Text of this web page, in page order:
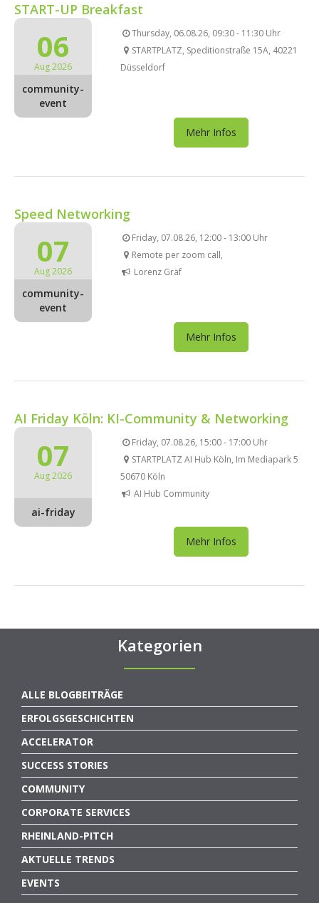
START-UP Breakfast
06
Aug 2026
community-
event
Thursday, 06.08.26, 09:30 - 11:30 Uhr
STARTPLATZ, Speditionstraße 15A, 40221
Düsseldorf
Mehr Infos
Speed Networking
07
Aug 2026
community-
event
Friday, 07.08.26, 12:00 - 13:00 Uhr
Remote per zoom call,
Lorenz Gräf
Mehr Infos
AI Friday Köln: KI-Community & Networking
07
Aug 2026
ai-friday
Friday, 07.08.26, 15:00 - 17:00 Uhr
STARTPLATZ AI Hub Köln, Im Mediapark 5
50670 Köln
AI Hub Community
Mehr Infos
Kategorien
ALLE BLOGBEITRÄGE
ERFOLGSGESCHICHTEN
ACCELERATOR
SUCCESS STORIES
COMMUNITY
CORPORATE SERVICES
RHEINLAND-PITCH
AKTUELLE TRENDS
EVENTS